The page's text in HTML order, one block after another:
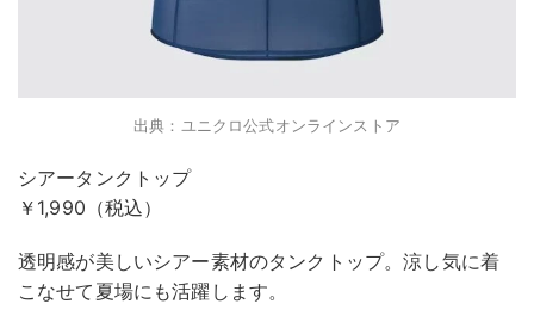
出典：ユニクロ公式オンラインストア
シアータンクトップ
￥1,990（税込）
透明感が美しいシアー素材のタンクトップ。涼し気に着
こなせて夏場にも活躍します。